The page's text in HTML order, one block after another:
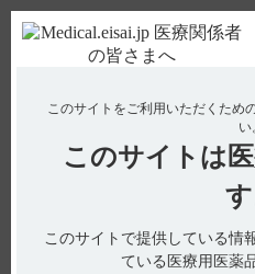
使用期限検索
No : 820
【イノベロン】 妊婦
について教えてくださ
【イノベロン】
このサイトをご利用いただくため
い
このサイトは
す
このサイトで提供している情
ている医療用医薬